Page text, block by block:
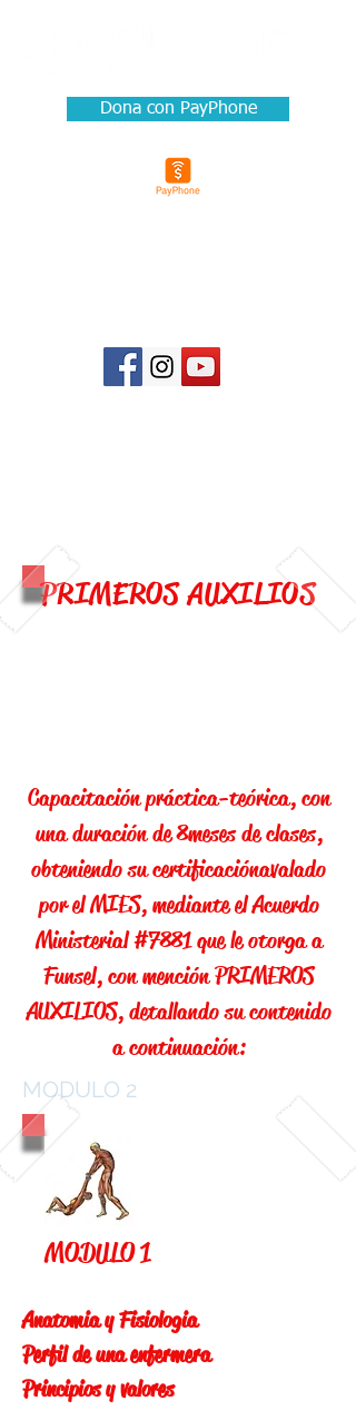
Dona con PayPhone
PRIMEROS AUXILIOS
Capacitación práctica-teórica, con
una duración de 8 meses de clases,
obteniendo su certificación avalado
por el MIES, mediante el Acuerdo
Ministerial #7881 que le otorga a
Funsel, con mención PRIMEROS
AUXILIOS, detallando su contenido
a continuación:
MODULO 2
MODULO 1
Anatomia y Fisiologia
Perfil de una enfermera
Principios y valores